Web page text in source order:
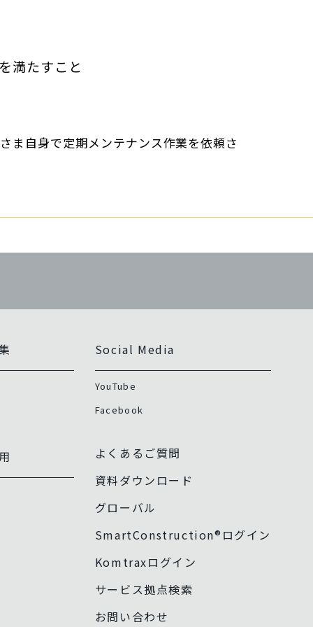
満たすこと
ま自身で定期メンテナンス作業を依頼さ
Social Media
YouTube
Facebook
よくあるご質問
資料ダウンロード
グローバル
SmartConstruction®ログイン
Komtraxログイン
サービス拠点検索
お問い合わせ